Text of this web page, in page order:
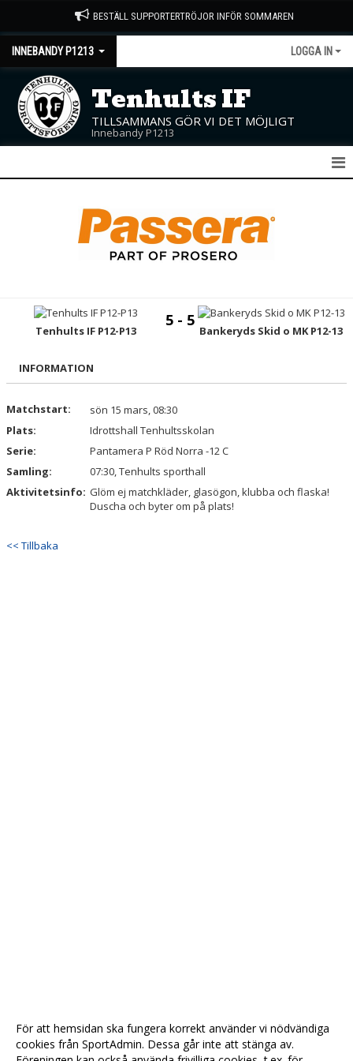
BESTÄLL SUPPORTERTRÖJOR INFÖR SOMMAREN
INNEBANDY P1213 LOGGA IN
Tenhults IF
TILLSAMMANS GÖR VI DET MÖJLIGT
Innebandy P1213
TRUPPEN
BILDGALLERI
KONTAKT
Tenhults IF P12-P13
5 - 5
Bankeryds Skid o MK P12-13
INFORMATION
Matchstart:
sön 15 mars, 08:30
Plats:
Idrottshall Tenhultsskolan
Serie:
Pantamera P Röd Norra -12 C
Samling:
07:30, Tenhults sporthall
Aktivitetsinfo: Glöm ej matchkläder, glasögon, klubba och flaska!
Duscha och byter om på plats!
<< Tillbaka
För att hemsidan ska fungera korrekt använder vi nödvändiga
cookies från SportAdmin. Dessa går inte att stänga av.